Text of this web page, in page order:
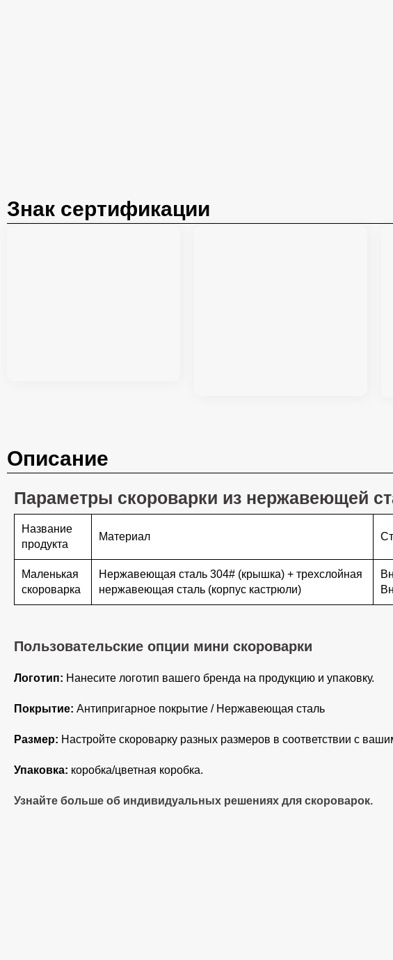
Знак сертификации
Описание
Параметры скороварки из нержавеющей
Название
продукта
Материал
Маленькая
скороварка
Нержавеющая сталь 304# (крышка) + трехслойная
нержавеющая сталь (корпус кастрюли)
Пользовательские опции мини скороварки
Логотип: Нанесите логотип вашего бренда на продукцию и упаковку.
Покрытие: Антипригарное покрытие / Нержавеющая сталь
Размер: Настройте скороварку разных размеров в соответствии с
Упаковка: коробка/цветная коробка.
Узнайте больше об индивидуальных решениях для скороварок.